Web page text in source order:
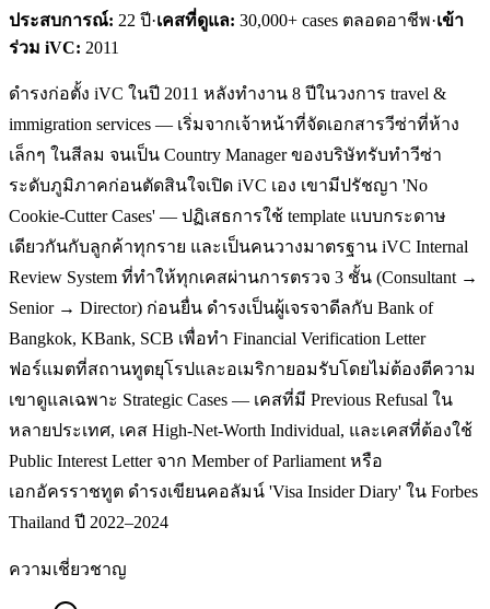
ประสบการณ์: 22 ปี·เคสที่ดูแล: 30,000+ cases ตลอดอาชีพ·เข้า
ร่วม iVC: 2011
ดำรงก่อตั้ง iVC ในปี 2011 หลังทำงาน 8 ปีในวงการ travel &
immigration services — เริ่มจากเจ้าหน้าที่จัดเอกสารวีซ่าที่ห้าง
เล็กๆ ในสีลม จนเป็น Country Manager ของบริษัทรับทำวีซ่า
ระดับภูมิภาคก่อนตัดสินใจเปิด iVC เอง เขามีปรัชญา 'No
Cookie-Cutter Cases' — ปฏิเสธการใช้ template แบบกระดาษ
เดียวกันกับลูกค้าทุกราย และเป็นคนวางมาตรฐาน iVC Internal
Review System ที่ทำให้ทุกเคสผ่านการตรวจ 3 ชั้น (Consultant →
Senior → Director) ก่อนยื่น ดำรงเป็นผู้เจรจาดีลกับ Bank of
Bangkok, KBank, SCB เพื่อทำ Financial Verification Letter
ฟอร์แมตที่สถานทูตยุโรปและอเมริกายอมรับโดยไม่ต้องตีความ
เขาดูแลเฉพาะ Strategic Cases — เคสที่มี Previous Refusal ใน
หลายประเทศ, เคส High-Net-Worth Individual, และเคสที่ต้องใช้
Public Interest Letter จาก Member of Parliament หรือ
เอกอัครราชทูต ดำรงเขียนคอลัมน์ 'Visa Insider Diary' ใน Forbes
Thailand ปี 2022–2024
ความเชี่ยวชาญ